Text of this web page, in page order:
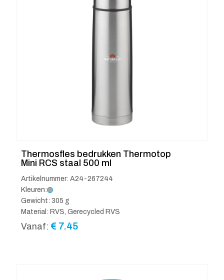
Thermosfles bedrukken Thermotop
Mini RCS staal 500 ml
Artikelnummer: A24-267244
Kleuren:
Gewicht: 305 g
Material: RVS, Gerecycled RVS
Vanaf: € 7.45